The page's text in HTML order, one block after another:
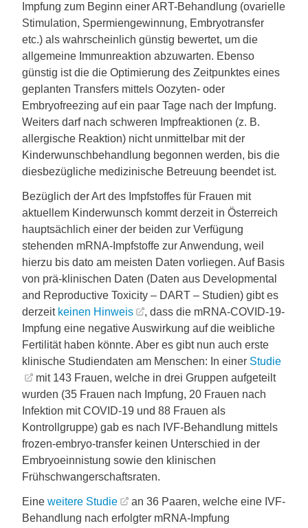
Impfung zum Beginn einer ART-Behandlung (ovarielle
Stimulation, Spermiengewinnung, Embryotransfer
etc.) als wahrscheinlich günstig bewertet, um die
allgemeine Immunreaktion abzuwarten. Ebenso
günstig ist die die Optimierung des Zeitpunktes eines
geplanten Transfers mittels Oozyten- oder
Embryofreezing auf ein paar Tage nach der Impfung.
Weiters darf nach schweren Impfreaktionen (z. B.
allergische Reaktion) nicht unmittelbar mit der
Kinderwunschbehandlung begonnen werden, bis die
diesbezügliche medizinische Betreuung beendet ist.
Bezüglich der Art des Impfstoffes für Frauen mit
aktuellem Kinderwunsch kommt derzeit in Österreich
hauptsächlich einer der beiden zur Verfügung
stehenden mRNA-Impfstoffe zur Anwendung, weil
hierzu bis dato am meisten Daten vorliegen. Auf Basis
von prä-klinischen Daten (Daten aus Developmental
and Reproductive Toxicity – DART – Studien) gibt es
derzeit keinen Hinweis
, dass die mRNA-COVID-19-
Impfung eine negative Auswirkung auf die weibliche
Fertilität haben könnte. Aber es gibt nun auch erste
klinische Studiendaten am Menschen: In einer Studie
mit 143 Frauen, welche in drei Gruppen aufgeteilt
wurden (35 Frauen nach Impfung, 20 Frauen nach
Infektion mit COVID-19 und 88 Frauen als
Kontrollgruppe) gab es nach IVF-Behandlung mittels
frozen-embryo-transfer keinen Unterschied in der
Embryoeinnistung sowie den klinischen
Frühschwangerschaftsraten.
Eine weitere Studie
an 36 Paaren, welche eine IVF-
Behandlung nach erfolgter mRNA-Impfung